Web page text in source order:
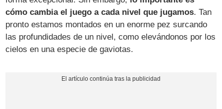
cómo cambia el juego a cada nivel que jugamos. Tan
pronto estamos montados en un enorme pez surcando
las profundidades de un nivel, como elevándonos por los
cielos en una especie de gaviotas.